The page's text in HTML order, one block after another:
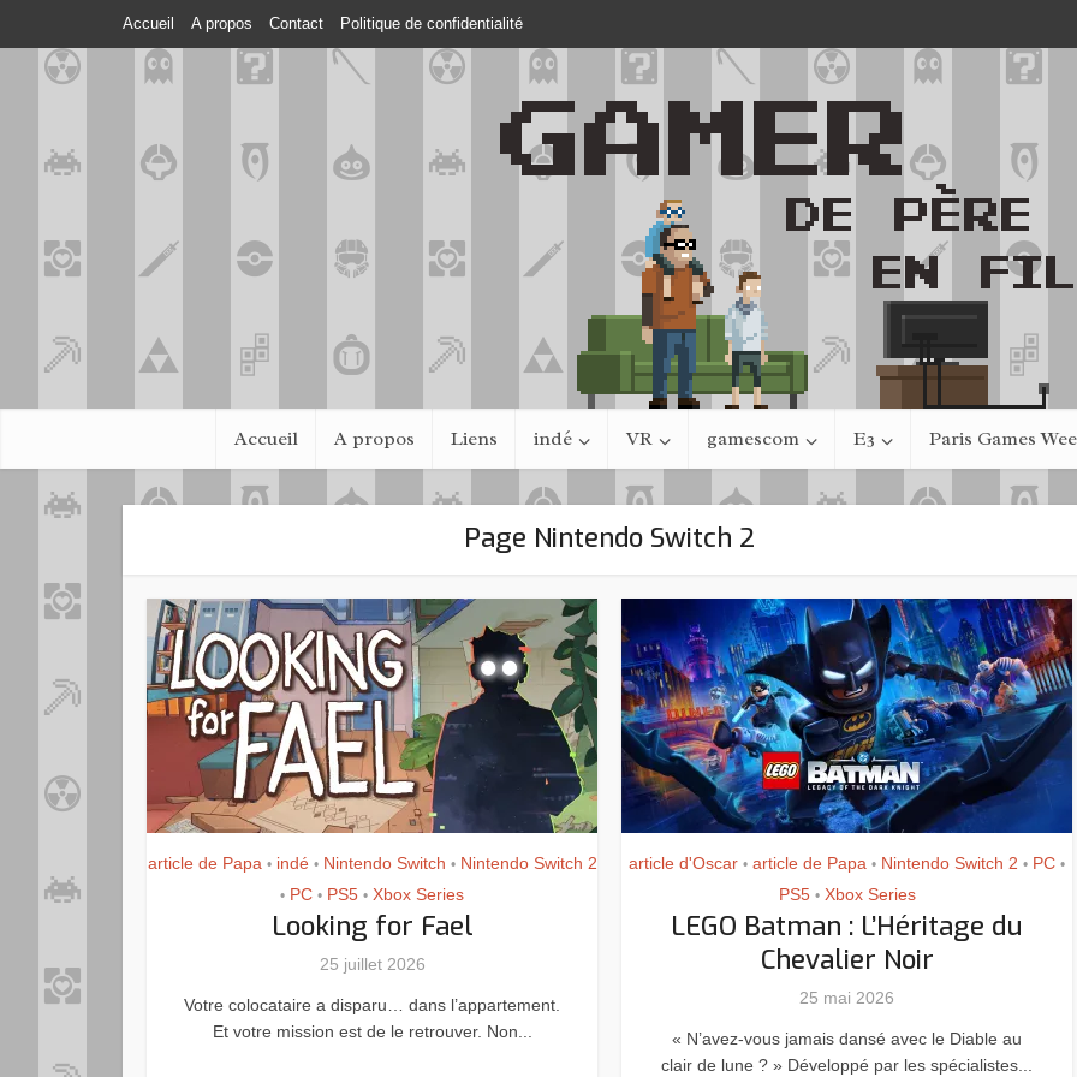
Accueil A propos Contact Politique de confidentialité
Accueil A propos Liens indé VR gamescom E3 Paris Games
Page Nintendo Switch 2
article de Papa • indé • Nintendo Switch • Nintendo Switch 2
• PC • PS5 • Xbox Series
Looking for Fael
25 juillet 2026
Votre colocataire a disparu… dans l’appartement.
Et votre mission est de le retrouver. Non...
article d'Oscar • article de Papa • Nintendo Switch 2 • PC •
PS5 • Xbox Series
LEGO Batman : L’Héritage du
Chevalier Noir
25 mai 2026
« N’avez-vous jamais dansé avec le Diable au
clair de lune ? » Développé par les spécialistes...
Looking for Fael
Assassin’s Creed Black